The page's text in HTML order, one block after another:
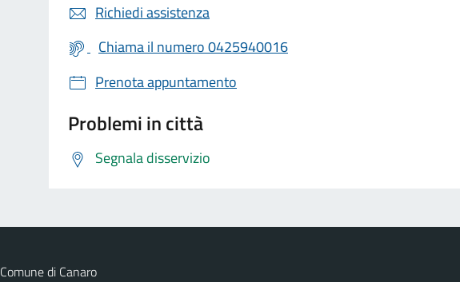
Richiedi assistenza
Chiama il numero 0425940016
Prenota appuntamento
Problemi in città
Segnala disservizio
Comune di Canaro